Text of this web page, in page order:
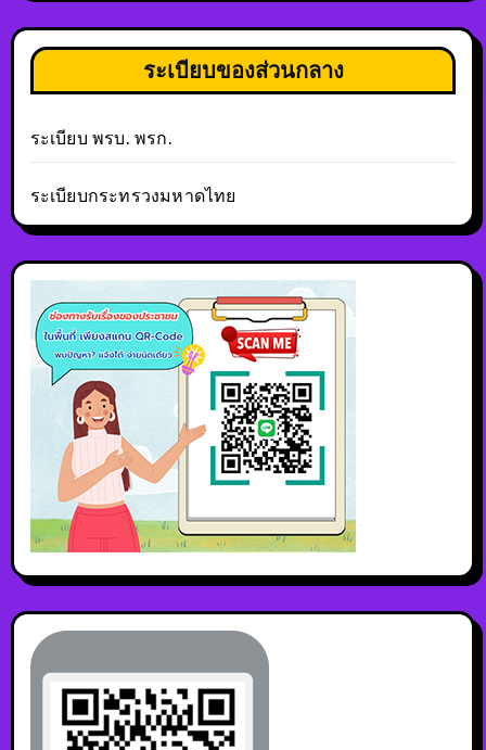
ระเบียบของส่วนกลาง
ระเบียบ พรบ. พรก.
ระเบียบกระทรวงมหาดไทย